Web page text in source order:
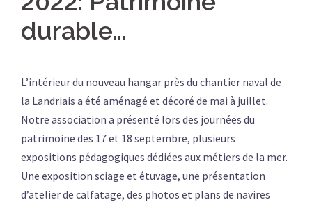
durable…
L’intérieur du nouveau hangar près du chantier naval de
la Landriais a été aménagé et décoré de mai à juillet.
Notre association a présenté lors des journées du
patrimoine des 17 et 18 septembre, plusieurs
expositions pédagogiques dédiées aux métiers de la mer.
Une exposition sciage et étuvage, une présentation
d’atelier de calfatage, des photos et plans de navires